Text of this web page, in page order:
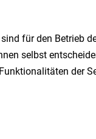
für den Betrieb
selbst
der